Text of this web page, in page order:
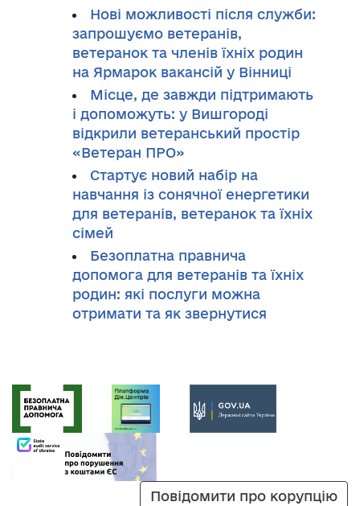
Нові можливості після служби:
запрошуємо ветеранів,
ветеранок та членів їхніх родин
на Ярмарок вакансій у Вінниці
Місце, де завжди підтримають
і допоможуть: у Вишгороді
відкрили ветеранський простір
«Ветеран ПРО»
Стартує новий набір на
навчання із сонячної енергетики
для ветеранів, ветеранок та їхніх
сімей
Безоплатна правнича
допомога для ветеранів та їхніх
родин: які послуги можна
отримати та як звернутися
Повідомити про корупцію